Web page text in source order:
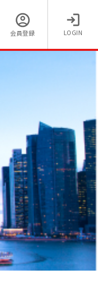
会員登録
LOGIN
【海外でシンガポールの求人
ジャー／シニアマネージャー
サル
7,000 〜 15,000 (SGD)
シンガポール / Cityの転職求人で